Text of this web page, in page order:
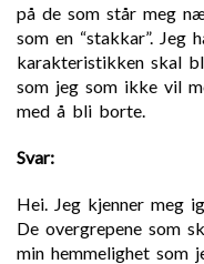
på de som står meg
som en “stakkar”. Jeg
karakteristikken skal
som jeg som ikke vil
med å bli borte.
Svar:
Hei. Jeg kjenner meg
De overgrepene som
min hemmelighet som